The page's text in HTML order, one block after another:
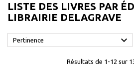
LISTE DES LIVRES PAR
LIBRAIRIE DELAGRAVE
Pertinence 
Résultats de 1-12 sur